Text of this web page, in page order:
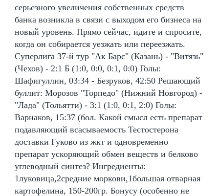
серьезного увеличения собственных средств
банка возникла в связи с выходом его бизнеса на
новый уровень. Прямо сейчас, идите и спросите,
когда он собирается уезжать или переезжать.
Суперлига 37-й тур "Ак Барс" (Казань) - "Витязь"
(Чехов) - 2:1 Б (1:0, 0:0, 0:1, 0:0) Голы:
Шафигуллин, 03:34 - Безруков, 42:50 Решающий
буллит: Морозов "Торпедо" (Нижний Новгород) -
"Лада" (Тольятти) - 3:1 (1:0, 0:1, 2:0) Голы:
Варнаков, 15:37 (бол. Какой смысл есть препарат
подавляющий всасываемость Тестостерона
доставки Гуково из жкт и одновременно
препарат ускоряющий обмен веществ и белково
углеводный синтез? Ингредиенты:
1луковица,2средние моркови,1большая отварная
картофелина, 150-200гр. Бонусу (особенно не